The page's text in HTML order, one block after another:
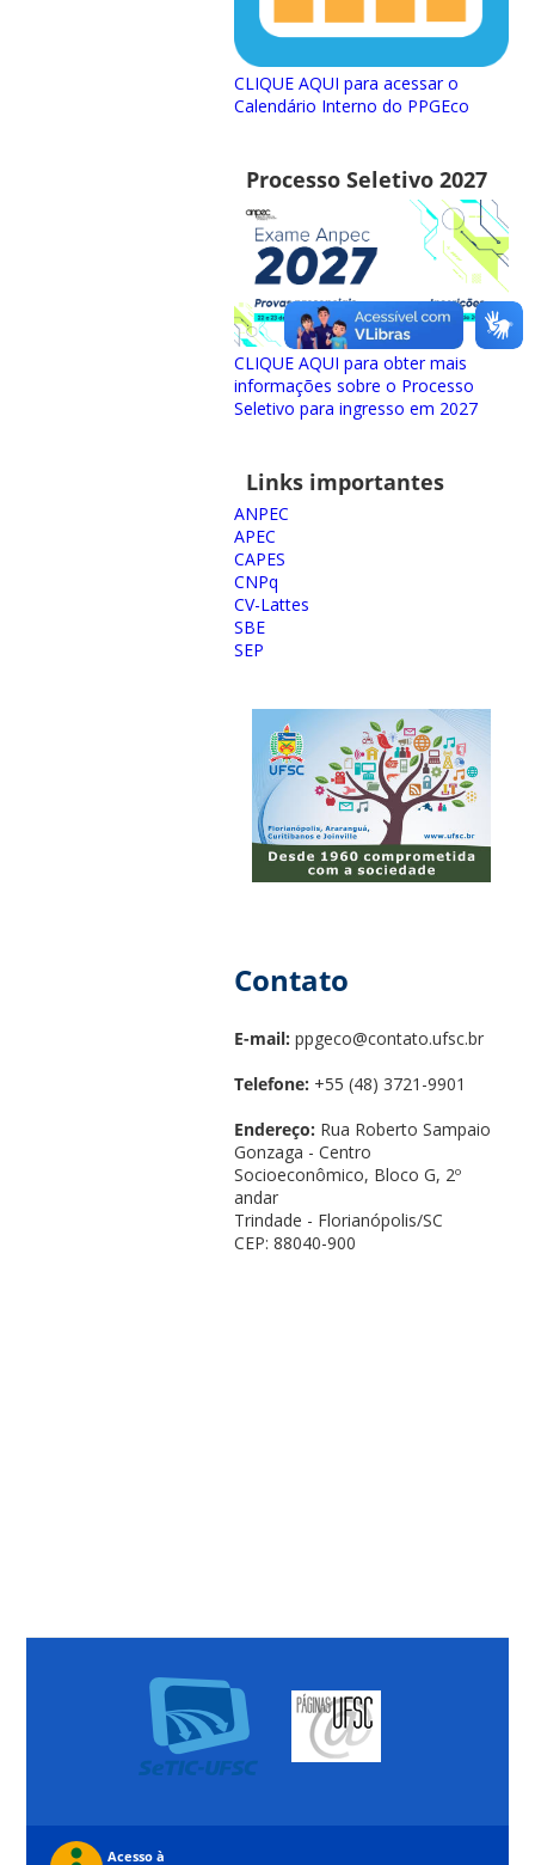
CLIQUE AQUI para acessar o
Calendário Interno do PPGEco
Processo Seletivo 2027
CLIQUE AQUI para obter mais
informações sobre o Processo
Seletivo para ingresso em 2027
Links importantes
ANPEC
APEC
CAPES
CNPq
CV-Lattes
SBE
SEP
Contato
E-mail: ppgeco@contato.ufsc.br
Telefone: +55 (48) 3721-9901
Endereço: Rua Roberto Sampaio
Gonzaga - Centro
Socioeconômico, Bloco G, 2º
andar
Trindade - Florianópolis/SC
CEP: 88040-900